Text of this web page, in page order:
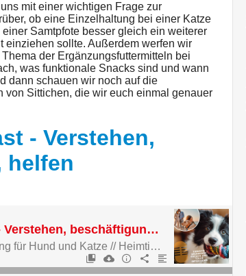
mit einer wichtigen Frage zur
ob eine Einzelhaltung bei einer Katze
Samtpfote besser gleich ein weiterer
einziehen sollte. Außerdem werfen wir
der Ergänzungsfuttermitteln bei
was funktionale Snacks sind und wann
dann schauen wir noch auf die
von Sittichen, die wir euch einmal genauer
- Verstehen,
helfen
Heimtier Podcast - Verstehen, beschäftigung, helfen
Sinnvolle Beschäftigung für Hund und Katze // Heimtierhaltung in Deutschland – Weshalb wir das Leben mit tierischen Mitbewohnern schätzen // Hilfe für Igel und Eichhörnchen